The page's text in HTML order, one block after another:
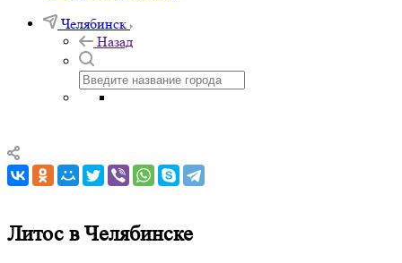
Челябинск
Назад
Литос в Челябинске